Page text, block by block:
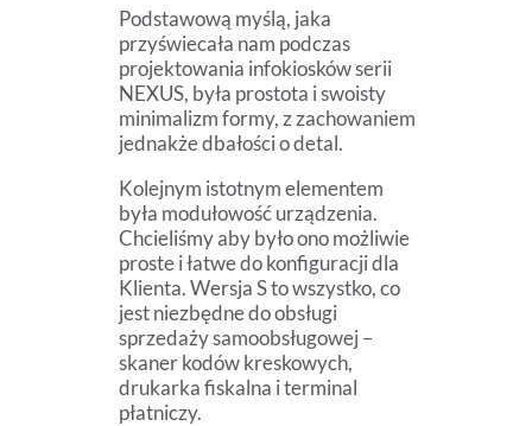
Podstawową myślą, jaka
przyświecała nam podczas
projektowania infokiosków serii
NEXUS, była prostota i swoisty
minimalizm formy, z zachowaniem
jednakże dbałości o detal.
Kolejnym istotnym elementem
była modułowość urządzenia.
Chcieliśmy aby było ono możliwie
proste i łatwe do konfiguracji dla
Klienta. Wersja S to wszystko, co
jest niezbędne do obsługi
sprzedaży samoobsługowej –
skaner kodów kreskowych,
drukarka fiskalna i terminal
płatniczy.